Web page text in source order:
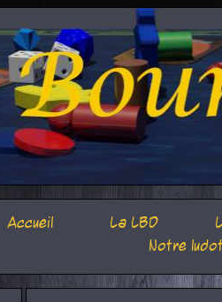
Accueil La LBD
Notre